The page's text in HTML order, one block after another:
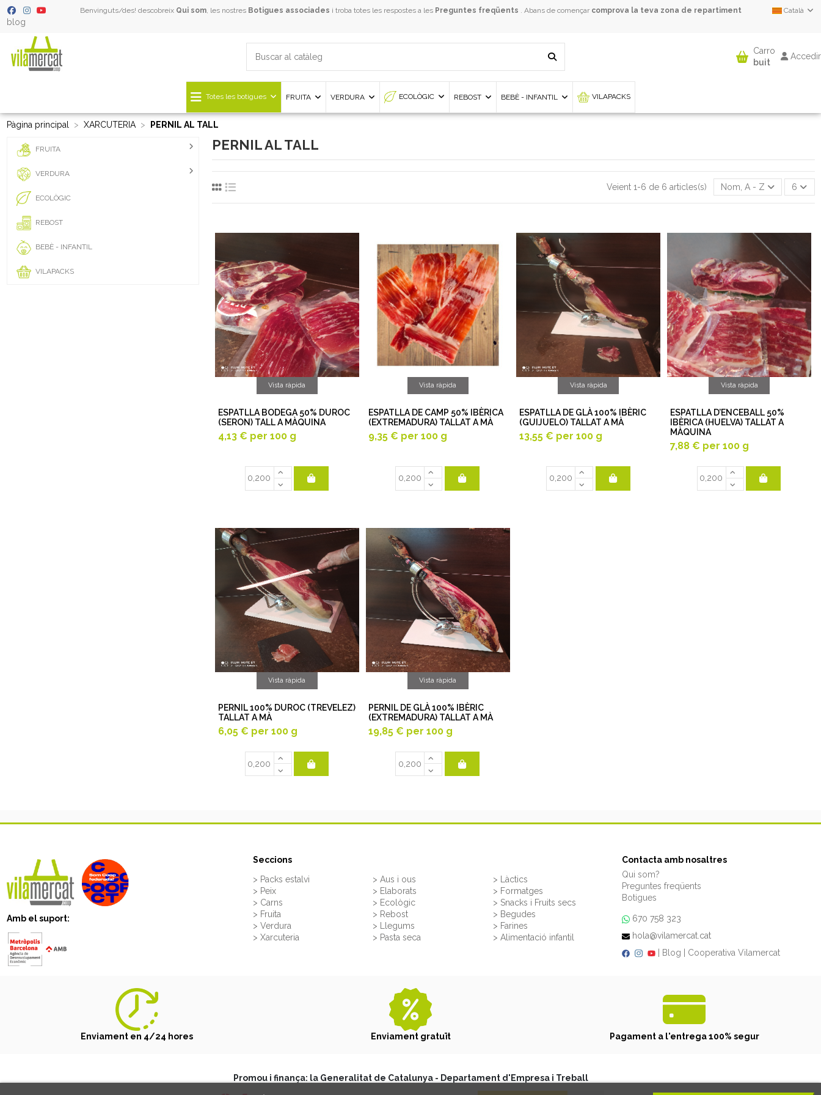
blog
Benvinguts/des! descobreix Qui som, les nostres Botigues associades i troba totes les respostes a les Preguntes freqüents . Abans de començar comprova la teva zona de repartiment Català
Carro
buit
Accedir
Totes les botigues FRUITA VERDURA ECOLÒGIC REBOST BEBÈ - INFANTIL VILAPACKS
Pàgina principal XARCUTERIA PERNIL AL TALL
PERNIL AL TALL
Veient 1-6 de 6 articles(s) Nom, A - Z 6
Vista ràpida
ESPATLLA BODEGA 50% DUROC
(SERON) TALL A MÀQUINA
4,13 € per 100 g
Vista ràpida
ESPATLLA DE CAMP 50% IBÈRICA
(EXTREMADURA) TALLAT A MÀ
9,35 € per 100 g
Vista ràpida
ESPATLLA DE GLÀ 100% IBÈRIC
(GUIJUELO) TALLAT A MÀ
13,55 € per 100 g
Vista ràpida
ESPATLLA D’ENCEBALL 50%
IBÈRICA (HUELVA) TALLAT A
MÀQUINA
7,88 € per 100 g
Vista ràpida
PERNIL 100% DUROC (TREVELEZ)
TALLAT A MÀ
6,05 € per 100 g
Vista ràpida
PERNIL DE GLÀ 100% IBÈRIC
(EXTREMADURA) TALLAT A MÀ
19,85 € per 100 g
FRUITA
VERDURA
ECOLÒGIC
REBOST
BEBÈ - INFANTIL
VILAPACKS
Amb el suport:
Seccions
> Packs estalvi
> Peix
> Carns
> Fruita
> Verdura
> Xarcuteria
> Aus i ous
> Elaborats
> Ecològic
> Rebost
> Llegums
> Pasta seca
> Làctics
> Formatges
> Snacks i Fruits secs
> Begudes
> Farines
> Alimentació infantil
Contacta amb nosaltres
Qui som?
Preguntes freqüents
Botigues
670 758 323
hola@vilamercat.cat
Blog Cooperativa Vilamercat
Enviament en 4/24 hores Enviament gratuït Pagament a l'entrega 100% segur
Promou i finança: la Generalitat de Catalunya - Departament d'Empresa i Treball